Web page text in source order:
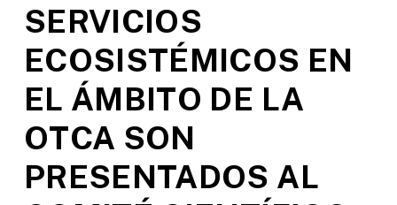
SERVICIOS
ECOSISTÉMICOS EN
EL ÁMBITO DE LA
OTCA SON
PRESENTADOS AL